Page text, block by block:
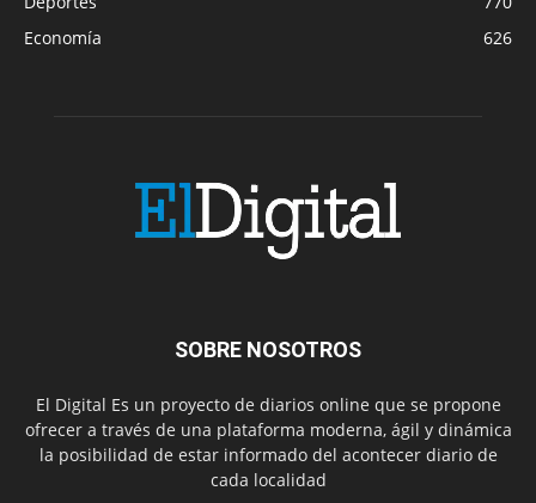
Economía
626
SOBRE NOSOTROS
El Digital Es un proyecto de diarios online que se propone
ofrecer a través de una plataforma moderna, ágil y dinámica
la posibilidad de estar informado del acontecer diario de
cada localidad